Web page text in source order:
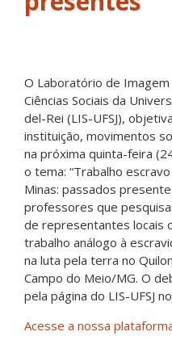
O Laboratório de
Ciências Sociais da
del-Rei (LIS-UFSJ),
instituição, movimentos
na próxima quinta-feira
o tema: “Trabalho
Minas: passados
professores que
de representantes locais
trabalho análogo à
na luta pela terra no
Campo do Meio/MG. O
pela página do LIS-UFSJ
Acesse a nossa